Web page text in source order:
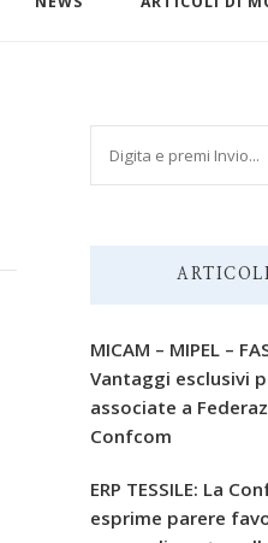
MICAM – MIPEL –
Vantaggi esclusivi
associate a
Confcom
ERP TESSILE: La
esprime parere